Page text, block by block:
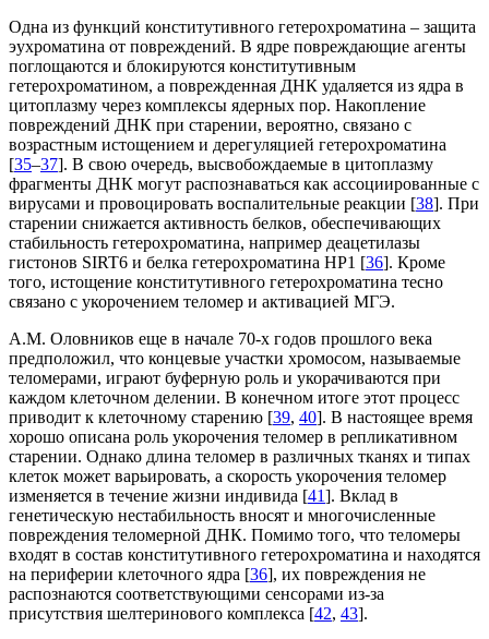
Одна из функций конститутивного гетерохроматина – защита
эухроматина от повреждений. В ядре повреждающие агенты
поглощаются и блокируются конститутивным
гетерохроматином, а поврежденная ДНК удаляется из ядра в
цитоплазму через комплексы ядерных пор. Накопление
повреждений ДНК при старении, вероятно, связано с
возрастным истощением и дерегуляцией гетерохроматина
[35–37]. В свою очередь, высвобождаемые в цитоплазму
фрагменты ДНК могут распознаваться как ассоциированные с
вирусами и провоцировать воспалительные реакции [38]. При
старении снижается активность белков, обеспечивающих
стабильность гетерохроматина, например деацетилазы
гистонов SIRT6 и белка гетерохроматина HP1 [36]. Кроме
того, истощение конститутивного гетерохроматина тесно
связано с укорочением теломер и активацией МГЭ.
А.М. Оловников еще в начале 70-х годов прошлого века
предположил, что концевые участки хромосом, называемые
теломерами, играют буферную роль и укорачиваются при
каждом клеточном делении. В конечном итоге этот процесс
приводит к клеточному старению [39, 40]. В настоящее время
хорошо описана роль укорочения теломер в репликативном
старении. Однако длина теломер в различных тканях и типах
клеток может варьировать, а скорость укорочения теломер
изменяется в течение жизни индивида [41]. Вклад в
генетическую нестабильность вносят и многочисленные
повреждения теломерной ДНК. Помимо того, что теломеры
входят в состав конститутивного гетерохроматина и находятся
на периферии клеточного ядра [36], их повреждения не
распознаются соответствующими сенсорами из-за
присутствия шелтеринового комплекса [42, 43].